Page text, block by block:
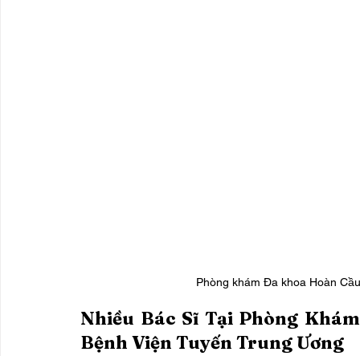
Phòng khám Đa khoa Hoàn
Nhiều Bác Sĩ Tại Phòng
Bệnh Viện Tuyến Trung Ương